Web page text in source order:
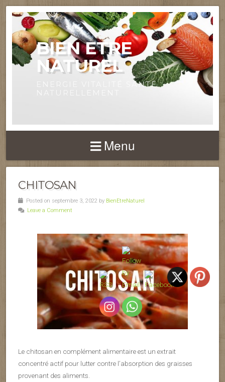
BIEN ETRE
NATUREL
ENERGIE VITALITÉ SANTÉ
Menu
CHITOSAN
Posted on septembre 3, 2022 by BienEtreNaturel
Leave a Comment
Le chitosan en complément alimentaire est un extrait
concentré actif pour lutter contre l’absorption des graisses
provenant des aliments.